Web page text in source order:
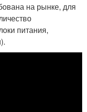
на рынке, для
питания,